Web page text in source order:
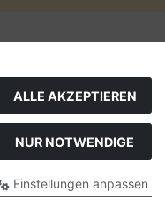
ALLE AKZEPTIEREN
NUR NOTWENDIGE
Einstellungen anpassen